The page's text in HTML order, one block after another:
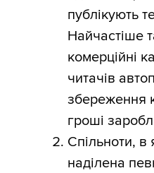
публікують
Найчастіше
комерційні
читачів
збереження
гроші
Спільноти, в
наділена